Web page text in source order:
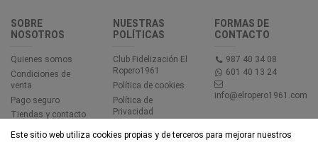
SOBRE
NOSOTROS
Quienes somos
Condiciones de
venta
Pago seguro
Tiendas y contacto
NUESTRAS
POLÍTICAS
Club Fidelización El
Ropero1961
Política de cookies
Política de
Privacidad
FORMAS DE
CONTACTO
987 40 34 08
601 40 13 24
info@elropero1961.com
Este sitio web utiliza cookies propias y de terceros para mejorar nuestros